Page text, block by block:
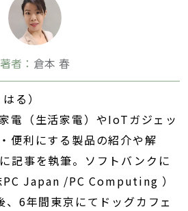
著者： 倉本 春
る）
電（生活家電）やIoTガジェッ
便利にする製品の紹介や解
記事を執筆。ソフトバンクに
PC Japan /PC Computing ）
、6年間東京にてドッグカフェ